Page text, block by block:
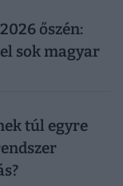
őszén:
sok magyar
túl egyre